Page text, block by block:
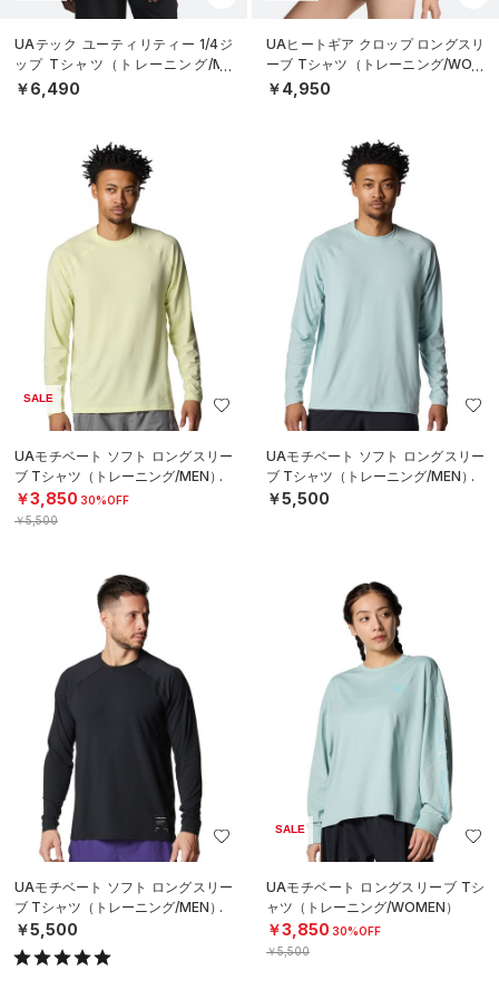
UAテック ユーティリティー 1/4ジ
ップ Tシャツ（トレーニング/ME
N）
￥6,490
UAヒートギア クロップ ロングスリ
ーブ Tシャツ（トレーニング/WOM
EN）
￥4,950
SALE
UAモチベート ソフト ロングスリー
ブ Tシャツ（トレーニング/MEN）
￥3,850 30%OFF
￥5,500
UAモチベート ソフト ロングスリー
ブ Tシャツ（トレーニング/MEN）
￥5,500
UAモチベート ソフト ロングスリー
ブ Tシャツ（トレーニング/MEN）
￥5,500
SALE
UAモチベート ロングスリーブ Tシ
ャツ（トレーニング/WOMEN）
￥3,850 30%OFF
￥5,500